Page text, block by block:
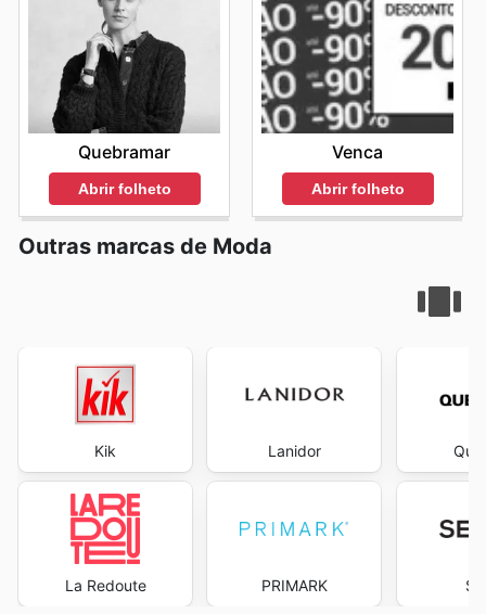
Quebramar
Abrir folheto
Venca
Abrir folheto
Outras marcas de Moda
Kik
La Redoute
Lanidor
PRIMARK